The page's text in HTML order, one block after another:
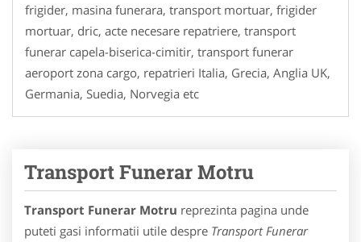
frigider, masina funerara, transport mortuar, frigider
mortuar, dric, acte necesare repatriere, transport
funerar capela-biserica-cimitir, transport funerar
aeroport zona cargo, repatrieri Italia, Grecia, Anglia UK,
Germania, Suedia, Norvegia etc
Transport Funerar Motru
Transport Funerar Motru reprezinta pagina unde
puteti gasi informatii utile despre Transport Funerar